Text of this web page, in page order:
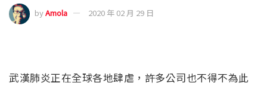
byAmola 2020 年 02 月 29 日
武漢肺炎正在全球各地肆虐，許多公司也不得不為此